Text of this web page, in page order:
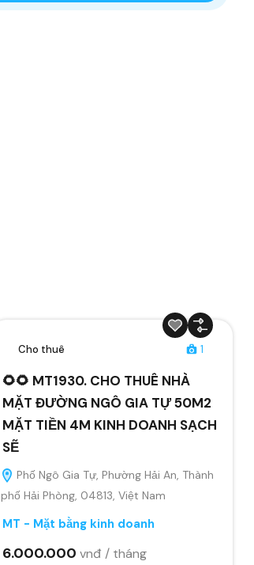
Cho thuê 1
🌻🌻 MT1930. CHO THUÊ NHÀ
MẶT ĐƯỜNG NGÔ GIA TỰ 50M2
MẶT TIỀN 4M KINH DOANH SẠCH
SẼ
Phố Ngô Gia Tự, Phường Hải An, Thành
phố Hải Phòng, 04813, Việt Nam
MT - Mặt bằng kinh doanh
6.000.000 vnđ / tháng